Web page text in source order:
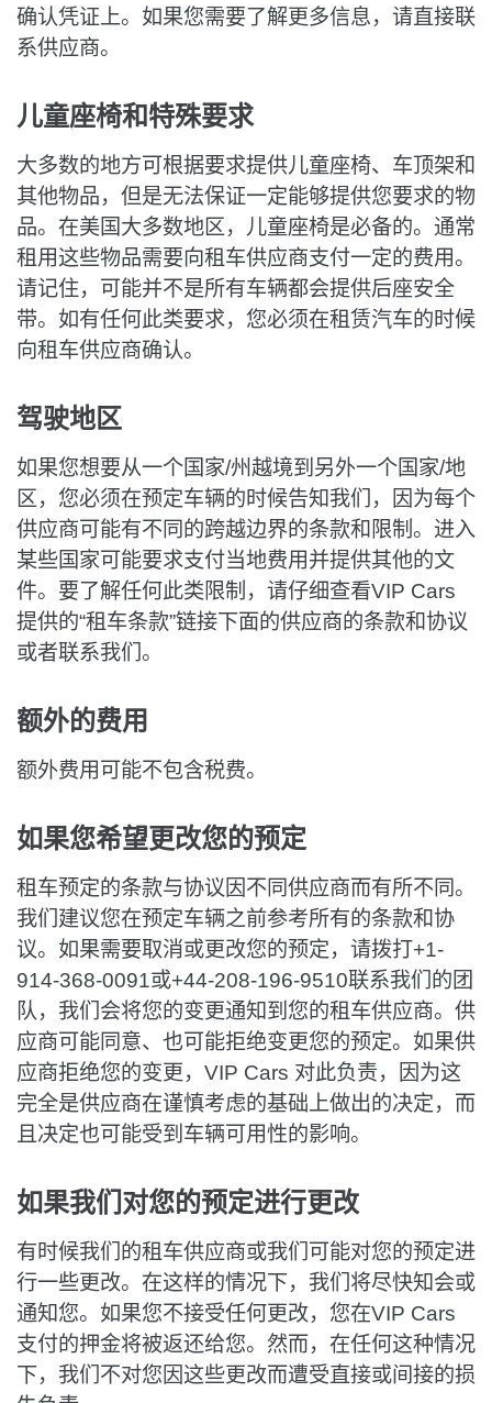
确认凭证上。如果您需要了解更多信息，请直接联
系供应商。
儿童座椅和特殊要求
大多数的地方可根据要求提供儿童座椅、车顶架和
其他物品，但是无法保证一定能够提供您要求的物
品。在美国大多数地区，儿童座椅是必备的。通常
租用这些物品需要向租车供应商支付一定的费用。
请记住，可能并不是所有车辆都会提供后座安全
带。如有任何此类要求，您必须在租赁汽车的时候
向租车供应商确认。
驾驶地区
如果您想要从一个国家/州越境到另外一个国家/地
区，您必须在预定车辆的时候告知我们，因为每个
供应商可能有不同的跨越边界的条款和限制。进入
某些国家可能要求支付当地费用并提供其他的文
件。要了解任何此类限制，请仔细查看VIP Cars
提供的“租车条款”链接下面的供应商的条款和协议
或者联系我们。
额外的费用
额外费用可能不包含税费。
如果您希望更改您的预定
租车预定的条款与协议因不同供应商而有所不同。
我们建议您在预定车辆之前参考所有的条款和协
议。如果需要取消或更改您的预定，请拨打+1-
914-368-0091或+44-208-196-9510联系我们的团
队，我们会将您的变更通知到您的租车供应商。供
应商可能同意、也可能拒绝变更您的预定。如果供
应商拒绝您的变更，VIP Cars 对此负责，因为这
完全是供应商在谨慎考虑的基础上做出的决定，而
且决定也可能受到车辆可用性的影响。
如果我们对您的预定进行更改
有时候我们的租车供应商或我们可能对您的预定进
行一些更改。在这样的情况下，我们将尽快知会或
通知您。如果您不接受任何更改，您在VIP Cars
支付的押金将被返还给您。然而，在任何这种情况
下，我们不对您因这些更改而遭受直接或间接的损